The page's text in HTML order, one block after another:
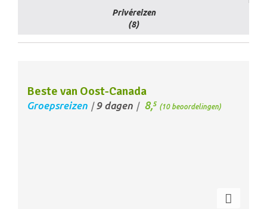
Privéreizen
(8)
Beste van Oost-Canada
Groepsreizen / 9 dagen / 8,5 (10 beoordelingen)